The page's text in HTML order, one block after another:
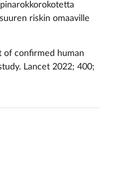
riskin omaaville
of confirmed human
Lancet 2022; 400;